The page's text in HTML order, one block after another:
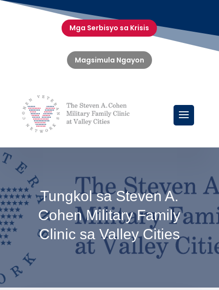
Mga Serbisyo sa Krisis
Magsimula Ngayon
Tungkol sa Steven A.
Cohen Military Family
Clinic sa Valley Cities